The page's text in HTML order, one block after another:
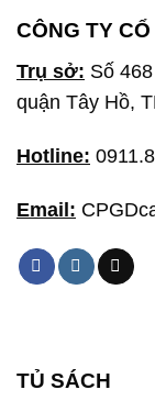
CÔNG TY
Trụ sở: Số
quận Tây Hồ,
Hotline:
Email:
TỦ SÁCH